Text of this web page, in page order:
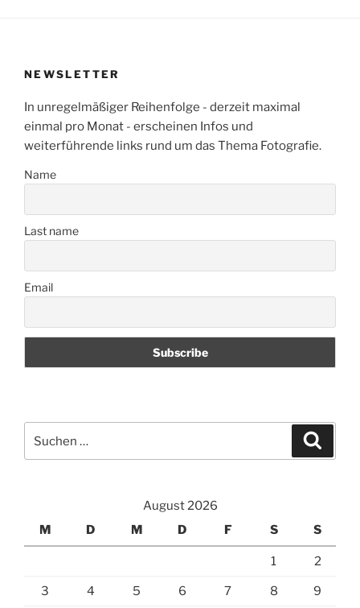
NEWSLETTER
In unregelmäßiger Reihenfolge - derzeit maximal
einmal pro Monat - erscheinen Infos und
weiterführende links rund um das Thema Fotografie.
Name
Last name
Email
nach:
August 2026
M
D M D F S S
1 2
3 4 5 6 7 8 9